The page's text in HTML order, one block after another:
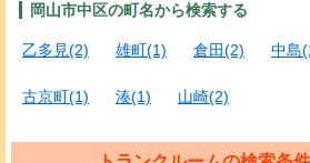
岡山市中区の町名から検索する
乙多見(2) 雄町(1) 倉田(2) 中島
古京町(1) 湊(1) 山崎(2)